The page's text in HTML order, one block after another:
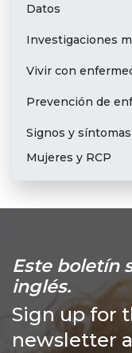
Datos
Investigaciones
Vivir con
Prevención de
Signos y
Mujeres y RCP
Este boletín
inglés.
Sign up for
newsletter